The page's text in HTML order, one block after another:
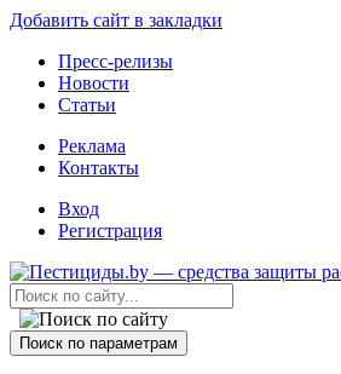
Добавить сайт в закладки
Пресс-релизы
Новости
Статьи
Реклама
Контакты
Вход
Регистрация
Поиск по параметрам